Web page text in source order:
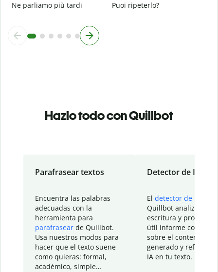
Ne parliamo più tardi
Puoi ripeterlo?
Hazlo todo con Quillbot
Parafrasear textos
Encuentra las palabras
adecuadas con la
herramienta para
parafrasear de Quillbot.
Usa nuestros modos para
hacer que el texto suene
como quieras: formal,
académico, simple…
Detector de IA
El detector de IA
Quillbot analiza tu
escritura y
útil informe con
sobre el contenido
generado y refinado
IA en tu texto.